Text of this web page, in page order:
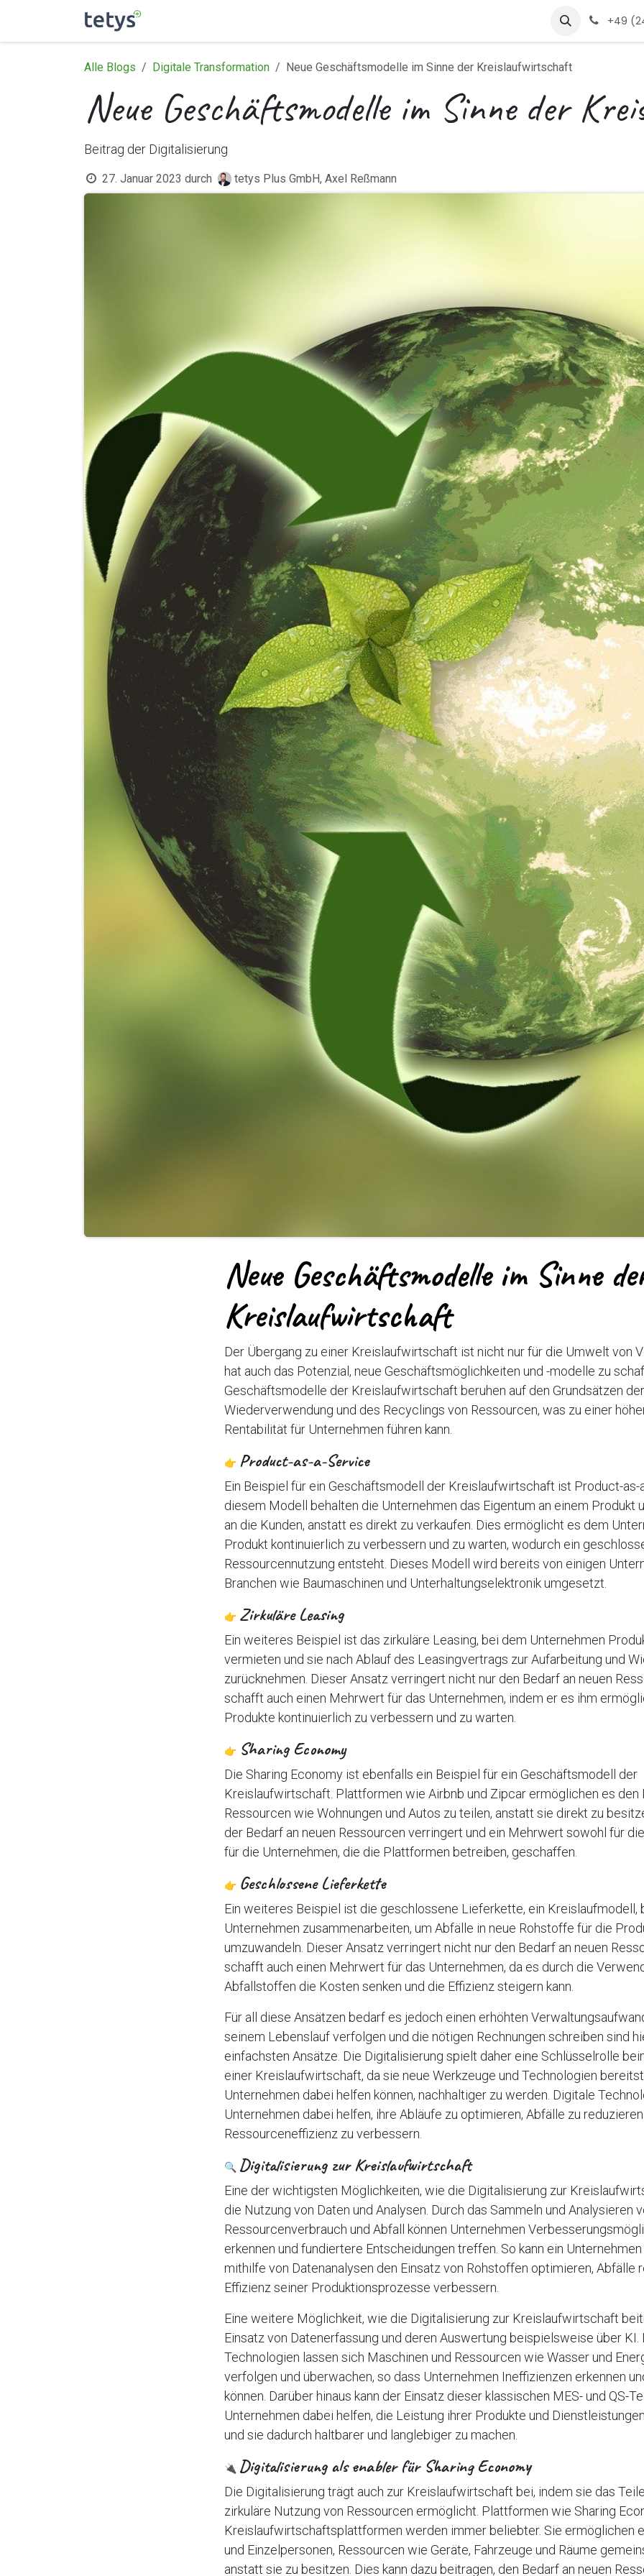
Zum Inhalt springen
+49
Alle Blogs Digitale Transformation Neue Geschäftsmodelle im Sinne der Kreislaufwirtschaft
Neue Geschäftsmodelle im Sinne der
Beitrag der Digitalisierung
27. Januar 2023 durch tetys Plus GmbH, Axel Reßmann
Neue Geschäftsmodelle im Sinne
Kreislaufwirtschaft
Der Übergang zu einer Kreislaufwirtschaft ist nicht nur für die Umwelt von
hat auch das Potenzial, neue Geschäftsmöglichkeiten und -modelle zu
Geschäftsmodelle der Kreislaufwirtschaft beruhen auf den Grundsätzen
Wiederverwendung und des Recyclings von Ressourcen, was zu einer
Rentabilität für Unternehmen führen kann.
👉 Product-as-a-Service
Ein Beispiel für ein Geschäftsmodell der Kreislaufwirtschaft ist Product-as-
diesem Modell behalten die Unternehmen das Eigentum an einem Produkt
an die Kunden, anstatt es direkt zu verkaufen. Dies ermöglicht es dem
Produkt kontinuierlich zu verbessern und zu warten, wodurch ein
Ressourcennutzung entsteht. Dieses Modell wird bereits von einigen
Branchen wie Baumaschinen und Unterhaltungselektronik umgesetzt.
👉 Zirkuläre Leasing
Ein weiteres Beispiel ist das zirkuläre Leasing, bei dem Unternehmen
vermieten und sie nach Ablauf des Leasingvertrags zur Aufarbeitung und
zurücknehmen. Dieser Ansatz verringert nicht nur den Bedarf an neuen
schafft auch einen Mehrwert für das Unternehmen, indem er es ihm
Produkte kontinuierlich zu verbessern und zu warten.
👉 Sharing Economy
Die Sharing Economy ist ebenfalls ein Beispiel für ein Geschäftsmodell der
Kreislaufwirtschaft. Plattformen wie Airbnb und Zipcar ermöglichen es den
Ressourcen wie Wohnungen und Autos zu teilen, anstatt sie direkt zu
der Bedarf an neuen Ressourcen verringert und ein Mehrwert sowohl für
für die Unternehmen, die die Plattformen betreiben, geschaffen.
👉 Geschlossene Lieferkette
Ein weiteres Beispiel ist die geschlossene Lieferkette, ein Kreislaufmodell,
Unternehmen zusammenarbeiten, um Abfälle in neue Rohstoffe für die
umzuwandeln. Dieser Ansatz verringert nicht nur den Bedarf an neuen
schafft auch einen Mehrwert für das Unternehmen, da es durch die
Abfallstoffen die Kosten senken und die Effizienz steigern kann.
Für all diese Ansätzen bedarf es jedoch einen erhöhten
seinem Lebenslauf verfolgen und die nötigen Rechnungen schreiben sind
einfachsten Ansätze. Die Digitalisierung spielt daher eine Schlüsselrolle
einer Kreislaufwirtschaft, da sie neue Werkzeuge und Technologien
Unternehmen dabei helfen können, nachhaltiger zu werden. Digitale
Unternehmen dabei helfen, ihre Abläufe zu optimieren, Abfälle zu
Ressourceneffizienz zu verbessern.
🔍 Digitalisierung zur Kreislaufwirtschaft
Eine der wichtigsten Möglichkeiten, wie die Digitalisierung zur
die Nutzung von Daten und Analysen. Durch das Sammeln und Analysieren
Ressourcenverbrauch und Abfall können Unternehmen
erkennen und fundiertere Entscheidungen treffen. So kann ein
mithilfe von Datenanalysen den Einsatz von Rohstoffen optimieren, Abfälle
Effizienz seiner Produktionsprozesse verbessern.
Eine weitere Möglichkeit, wie die Digitalisierung zur Kreislaufwirtschaft
Einsatz von Datenerfassung und deren Auswertung beispielsweise über
Technologien lassen sich Maschinen und Ressourcen wie Wasser und
verfolgen und überwachen, so dass Unternehmen Ineffizienzen erkennen
können. Darüber hinaus kann der Einsatz dieser klassischen MES- und QS-
Unternehmen dabei helfen, die Leistung ihrer Produkte und
und sie dadurch haltbarer und langlebiger zu machen.
🔌 Digitalisierung als enabler für Sharing Economy
Die Digitalisierung trägt auch zur Kreislaufwirtschaft bei, indem sie das
zirkuläre Nutzung von Ressourcen ermöglicht. Plattformen wie Sharing
Kreislaufwirtschaftsplattformen werden immer beliebter. Sie ermöglichen
und Einzelpersonen, Ressourcen wie Geräte, Fahrzeuge und Räume
anstatt sie zu besitzen. Dies kann dazu beitragen, den Bedarf an neuen